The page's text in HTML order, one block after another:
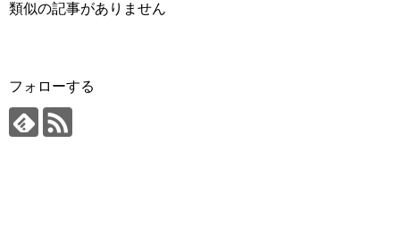
類似の記事がありません
フォローする